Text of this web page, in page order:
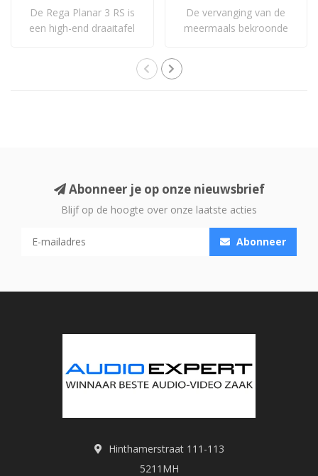
De Rega Planar 3 RS is
een high-end draaitafel
De vervanging van de
meermaals bekroonde
Abonneer je op onze nieuwsbrief
Blijf op de hoogte over onze laatste acties
Abonneer
Hinthamerstraat 111-113
5211MH